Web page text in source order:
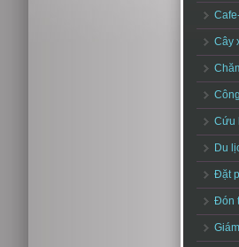
Cây
Cứu
Du
Đặt
Đón